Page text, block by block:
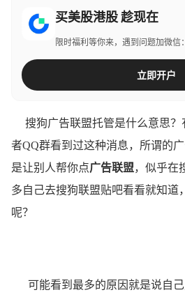
买美股港股 趁现在
限时福利等你来，遇到问题加微信
立即开户
搜狗广告联盟托管是什么意思？
者QQ群看到过这种消息，所谓的
是让别人帮你点广告联盟，似乎在
多自己去搜狗联盟贴吧看看就知道
呢？
可能看到最多的原因就是说自己